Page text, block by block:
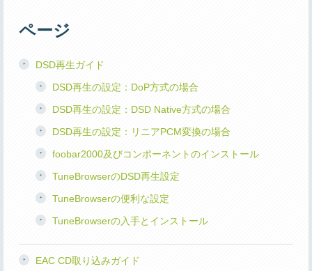
ページ
DSD再生ガイド
DSD再生の設定：DoP方式の場合
DSD再生の設定：DSD Native方式の場合
DSD再生の設定：リニアPCM変換の場合
foobar2000及びコンポーネントのインストール
TuneBrowserのDSD再生設定
TuneBrowserの便利な設定
TuneBrowserの入手とインストール
EAC CD取り込みガイド